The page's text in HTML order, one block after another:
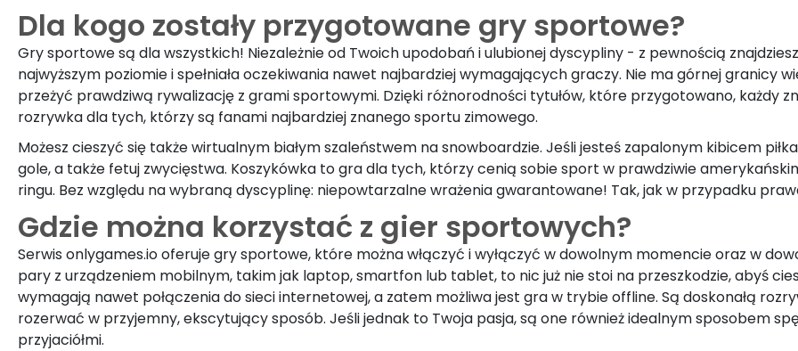
Dla kogo zostały przygotowane gry sportowe?
Gry sportowe są dla wszystkich! Niezależnie od Twoich upodobań i ulubionej dyscypliny - z pewnością
najwyższym poziomie i spełniała oczekiwania nawet najbardziej wymagających graczy. Nie ma górnej granicy
przeżyć prawdziwą rywalizację z grami sportowymi. Dzięki różnorodności tytułów, które przygotowano, każdy
rozrywka dla tych, którzy są fanami najbardziej znanego sportu zimowego.
Możesz cieszyć się także wirtualnym białym szaleństwem na snowboardzie. Jeśli jesteś zapalonym kibicem
gole, a także fetuj zwycięstwa. Koszykówka to gra dla tych, którzy cenią sobie sport w prawdziwie
ringu. Bez względu na wybraną dyscyplinę: niepowtarzalne wrażenia gwarantowane! Tak, jak w przypadku
Gdzie można korzystać z gier sportowych?
Serwis onlygames.io oferuje gry sportowe, które można włączyć i wyłączyć w dowolnym momencie oraz w
pary z urządzeniem mobilnym, takim jak laptop, smartfon lub tablet, to nic już nie stoi na przeszkodzie, abyś
wymagają nawet połączenia do sieci internetowej, a zatem możliwa jest gra w trybie offline. Są doskonałą
rozerwać w przyjemny, ekscytujący sposób. Jeśli jednak to Twoja pasja, są one również idealnym sposobem
przyjaciółmi.